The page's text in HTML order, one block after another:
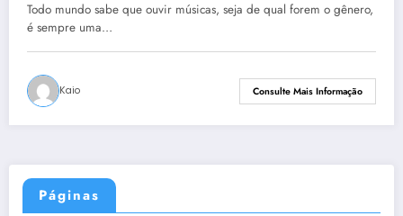
Todo mundo sabe que ouvir músicas, seja de qual forem o gênero,
é sempre uma…
Kaio Consulte Mais Informação
Páginas